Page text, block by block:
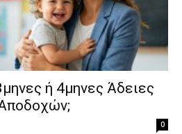
ή 4μηνες Άδειες
0